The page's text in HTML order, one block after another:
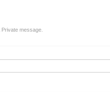
message.